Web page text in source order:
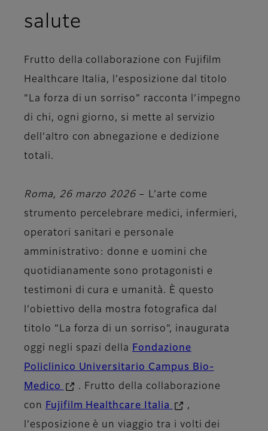
salute
Frutto della collaborazione con Fujifilm
Healthcare Italia, l’esposizione dal titolo
“La forza di un sorriso” racconta l’impegno
di chi, ogni giorno, si mette al servizio
dell’altro con abnegazione e dedizione
totali.
Roma, 26 marzo 2026 – L’arte come
strumento percelebrare medici, infermieri,
operatori sanitari e personale
amministrativo: donne e uomini che
quotidianamente sono protagonisti e
testimoni di cura e umanità. È questo
l’obiettivo della mostra fotografica dal
titolo “La forza di un sorriso”, inaugurata
oggi negli spazi della
Fondazione
Policlinico Universitario Campus Bio-
Medico
. Frutto della collaborazione
con
Fujifilm Healthcare Italia
,
l’esposizione è un viaggio tra i volti dei